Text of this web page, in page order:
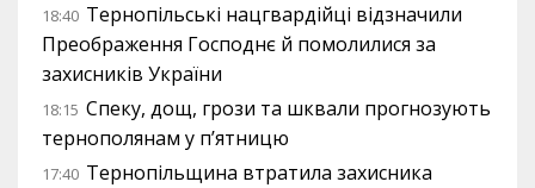
18:40 Тернопільські нацгвардійці відзначили
Преображення Господнє й помолилися за
захисників України
18:15 Спеку, дощ, грози та шквали прогнозують
тернополянам у п’ятницю
17:40 Тернопільщина втратила захисника